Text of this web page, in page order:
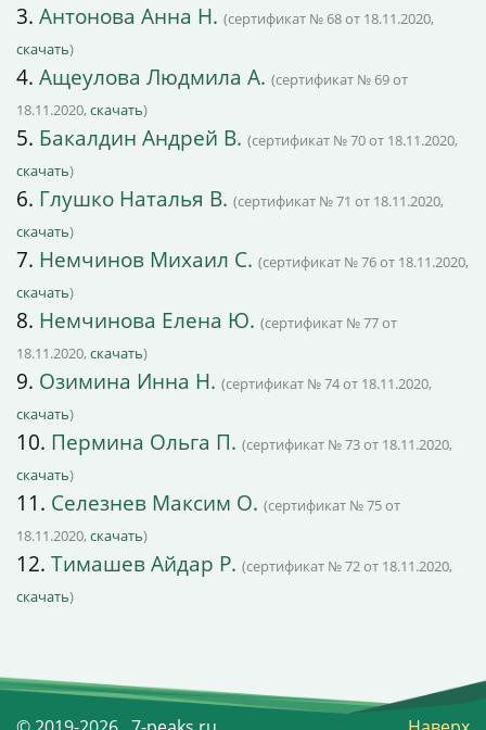
3. Антонова Анна Н. (сертификат № 68 от 18.11.2020,
скачать)
4. Ащеулова Людмила А. (сертификат № 69 от
18.11.2020, скачать)
5. Бакалдин Андрей В. (сертификат № 70 от 18.11.2020,
скачать)
6. Глушко Наталья В. (сертификат № 71 от 18.11.2020,
скачать)
7. Немчинов Михаил С. (сертификат № 76 от 18.11.2020,
скачать)
8. Немчинова Елена Ю. (сертификат № 77 от
18.11.2020, скачать)
9. Озимина Инна Н. (сертификат № 74 от 18.11.2020,
скачать)
10. Пермина Ольга П. (сертификат № 73 от 18.11.2020,
скачать)
11. Селезнев Максим О. (сертификат № 75 от
18.11.2020, скачать)
12. Тимашев Айдар Р. (сертификат № 72 от 18.11.2020,
скачать)